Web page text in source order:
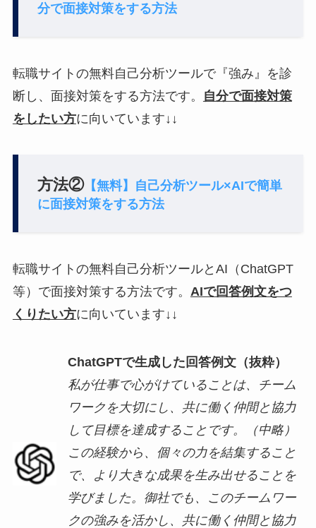
分で面接対策をする方法
転職サイトの無料自己分析ツールで『強み』を診
断し、面接対策をする方法です。
自分で面接対策
をしたい方に向いています↓↓
方法②【無料】自己分析ツール×AIで簡単
に面接対策をする方法
転職サイトの無料自己分析ツールとAI（ChatGPT
等）で面接対策する方法です。 AIで回答例文をつ
くりたい方に向いています↓↓
ChatGPTで生成した回答例文（抜粋）
私が仕事で心がけていることは、チーム
ワークを大切にし、共に働く仲間と協力
して目標を達成することです。（中略）
この経験から、個々の力を結集すること
で、より大きな成果を生み出せることを
学びました。御社でも、このチームワー
クの強みを活かし、共に働く仲間と協力